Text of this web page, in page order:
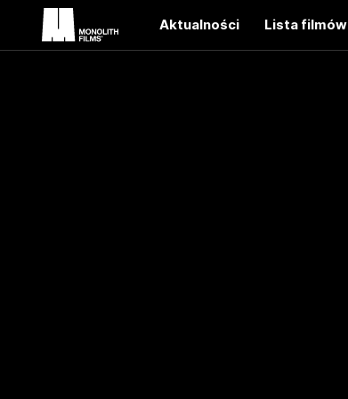
Aktualności Lista filmów